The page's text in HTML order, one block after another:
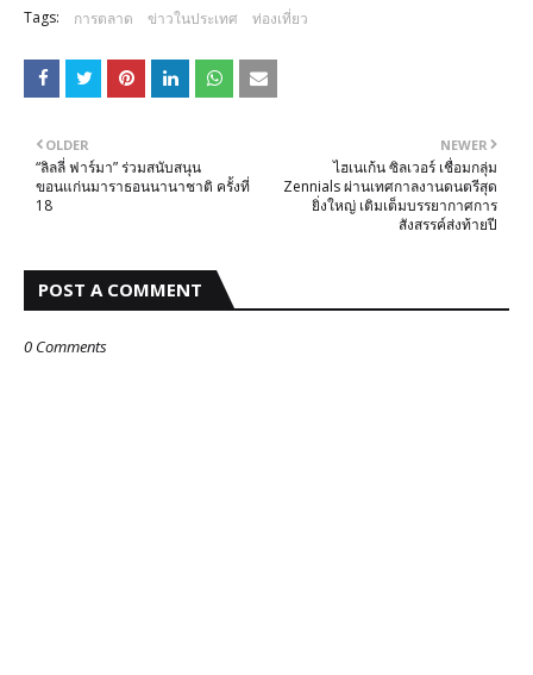
Tags: การตลาด ข่าวในประเทศ ท่องเที่ยว
NEWER
ไฮเนเก้น ซิลเวอร์ เชื่อมกลุ่ม
Zennials ผ่านเทศกาลงานดนตรีสุด
ยิ่งใหญ่ เติมเต็มบรรยากาศการ
สังสรรค์ส่งท้ายปี
OLDER
“ลิลลี่ ฟาร์มา” ร่วมสนับสนุน
ขอนแก่นมาราธอนนานาชาติ ครั้งที่
18
POST A COMMENT
0 Comments